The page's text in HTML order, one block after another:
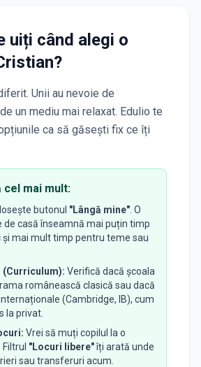
uiți când alegi o
?
Unii au nevoie de
un mediu mai relaxat. Edulio te
ca să găsești fix ce îți
cel mai mult:
butonul "Lângă mine" . O
de casă înseamnă mai puțin timp
mai mult timp pentru teme sau
(Curriculum): Verifică dacă școala
românească clasică sau dacă
(Cambridge, IB), cum
la privat.
Vrei să muți copilul la o
"Locuri libere"îți arată unde
sau transferuri acum.